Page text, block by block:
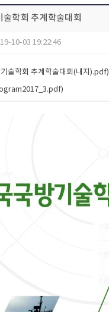
학회 추계학술대회
10-03 19:22:46
술학회 추계학술대회(내지).pdf)